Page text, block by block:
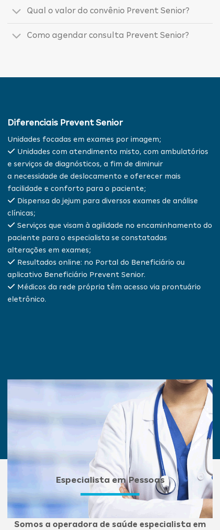
Qual o valor do convênio Prevent Senior?
Como agendar consulta Prevent Senior?
Diferenciais Prevent Senior
Unidades focadas em exames por imagem;
Unidades com atendimento misto, com ambulatórios
e serviços de diagnósticos, a fim de diminuir
a necessidade de deslocamento e oferecer mais
facilidade e conforto para o paciente;
Dispensa do jejum para diversos exames de análise
clínicas;
Serviços que visam à agilidade no encaminhamento do
paciente para o especialista se constatadas
alterações em exames;
Resultados online: no Portal do Beneficiário ou
aplicativo Beneficiário Prevent Senior.
Médicos da rede própria têm acesso via prontuário
eletrônico.
Especialista em Pessoas
Somos a operadora de saúde especialista em